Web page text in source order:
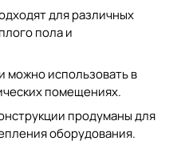
для различных
пола и
можно использовать в
помещениях.
продуманы для
оборудования.